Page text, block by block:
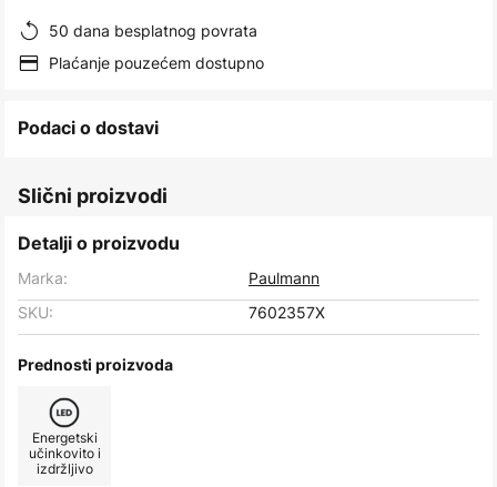
the
images
50 dana besplatnog povrata
Plaćanje pouzećem dostupno
Podaci o dostavi
Slični proizvodi
Detalji o proizvodu
Marka:
Paulmann
SKU:
7602357X
Prednosti proizvoda
Energetski
učinkovito i
izdržljivo